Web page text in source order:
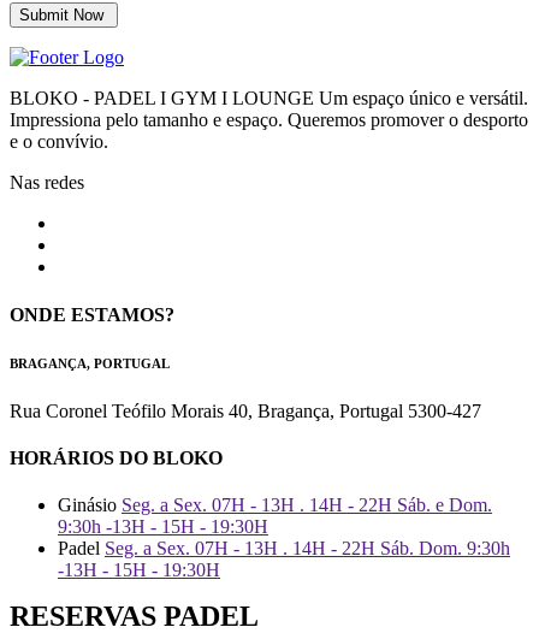
BLOKO - PADEL I GYM I LOUNGE Um espaço único e versátil.
Impressiona pelo tamanho e espaço. Queremos promover o desporto
e o convívio.
Nas redes
ONDE ESTAMOS?
BRAGANÇA, PORTUGAL
Rua Coronel Teófilo Morais 40, Bragança, Portugal 5300-427
HORÁRIOS DO BLOKO
Ginásio Seg. a Sex. 07H - 13H . 14H - 22H Sáb. e Dom.
9:30h -13H - 15H - 19:30H
Padel Seg. a Sex. 07H - 13H . 14H - 22H Sáb. Dom. 9:30h
-13H - 15H - 19:30H
RESERVAS PADEL